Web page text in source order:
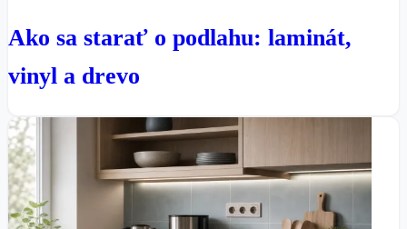
Ako sa starať o podlahu: laminát,
vinyl a drevo